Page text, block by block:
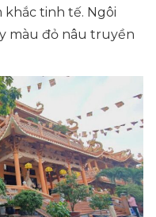
tinh tế. Ngôi
màu đỏ nâu truyền